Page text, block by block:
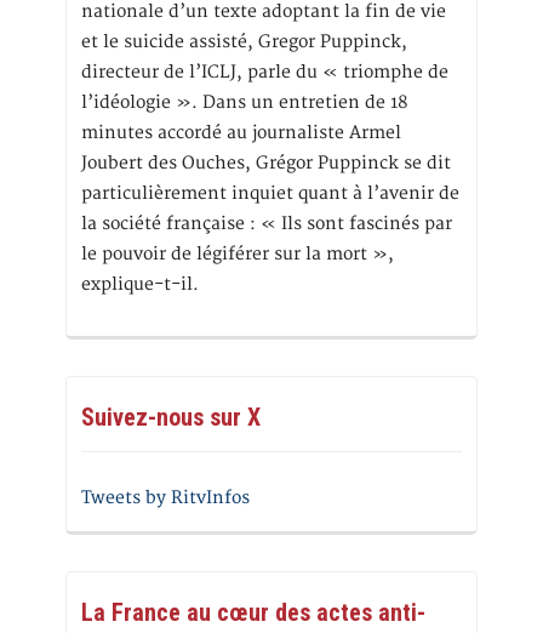
nationale d’un texte adoptant la fin de vie
et le suicide assisté, Gregor Puppinck,
directeur de l’ICLJ, parle du « triomphe de
l’idéologie ». Dans un entretien de 18
minutes accordé au journaliste Armel
Joubert des Ouches, Grégor Puppinck se dit
particulièrement inquiet quant à l’avenir de
la société française : « Ils sont fascinés par
le pouvoir de légiférer sur la mort »,
explique-t-il.
Suivez-nous sur X
Tweets by RitvInfos
La France au cœur des actes anti-